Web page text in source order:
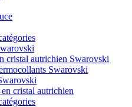
cristal autrichien Swarovski
Swarovski
en cristal autrichien